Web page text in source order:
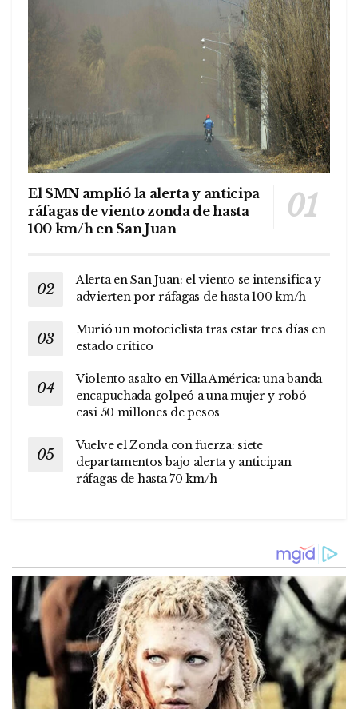
El SMN amplió la alerta y anticipa
ráfagas de viento zonda de hasta
100 km/h en San Juan
Alerta en San Juan: el viento se intensifica y
advierten por ráfagas de hasta 100 km/h
Murió un motociclista tras estar tres días en
estado crítico
Violento asalto en Villa América: una banda
encapuchada golpeó a una mujer y robó
casi 50 millones de pesos
Vuelve el Zonda con fuerza: siete
departamentos bajo alerta y anticipan
ráfagas de hasta 70 km/h